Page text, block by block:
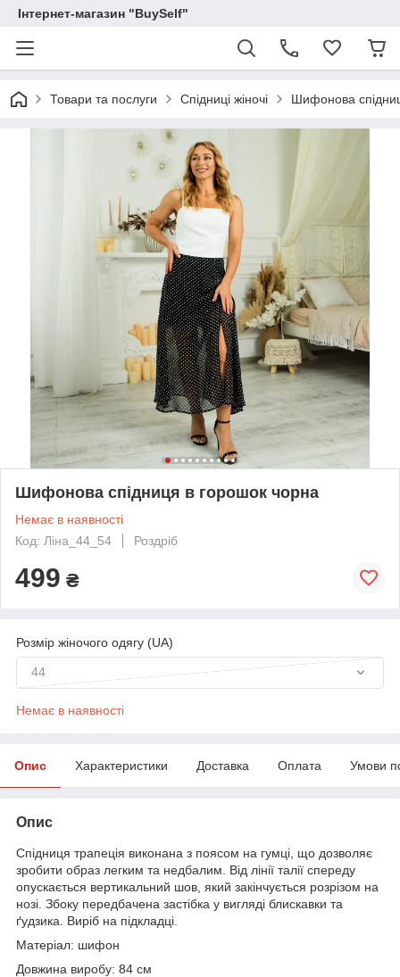
Інтернет-магазин "BuySelf"
Товари та послуги Спідниці жіночі Шифонова
Шифонова спідниця в горошок чорна
Немає в наявності
Код: Ліна_44_54
Роздріб
499 ₴
Розмір жіночого одягу (UA)
44
Немає в наявності
Опис Характеристики Доставка Оплата Умови
Опис
Спідниця трапеція виконана з поясом на гумці, що дозволяє
зробити образ легким та недбалим. Від лінії талії спереду
опускається вертикальний шов, який закінчується розрізом на
нозі. Збоку передбачена застібка у вигляді блискавки та
ґудзика. Виріб на підкладці.
Матеріал: шифон
Довжина виробу: 84 см